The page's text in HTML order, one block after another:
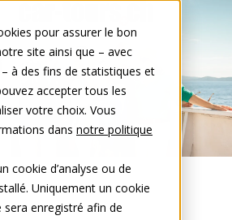
pour assurer le bon
site ainsi que – avec
à des fins de statistiques et
accepter tous les
votre choix. Vous
dans notre politique
cookie d’analyse ou de
Uniquement un cookie
sera enregistré afin de